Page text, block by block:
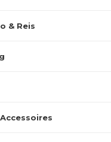
& Reis